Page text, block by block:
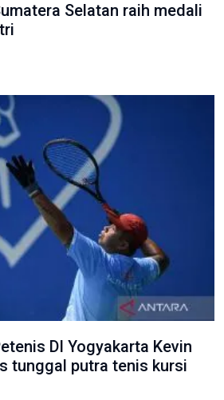
Selatan raih medali
DI Yogyakarta Kevin
tunggal putra tenis kursi